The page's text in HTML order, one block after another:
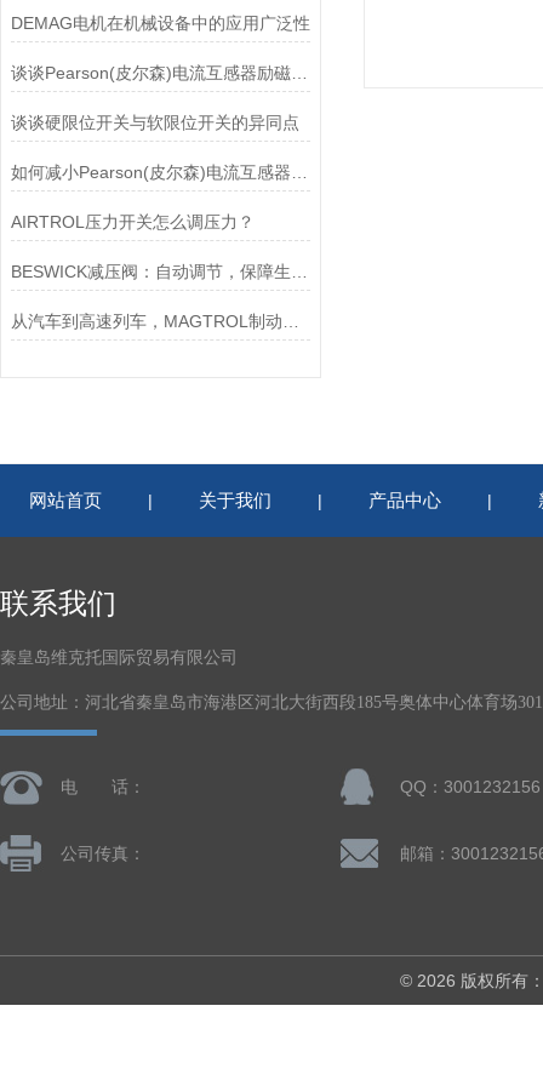
DEMAG电机在机械设备中的应用广泛性
谈谈Pearson(皮尔森)电流互感器励磁特性试验的目的
谈谈硬限位开关与软限位开关的异同点
AIRTROL压力开关怎么调压力？
网站首页 | 关于我们 | 产品中心 |
联系我们
秦皇岛维克托国际贸易有限公司
公司地址：河北省秦皇岛市海港区河北大街西段185号奥体中心体育场
电 话： QQ：3001232156
公司传真： 邮箱：
© 2026 版权所有